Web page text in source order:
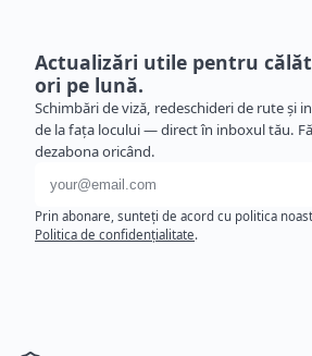
Actualizări utile pentru
ori pe lună.
Schimbări de viză, redeschideri de rute și
de la fața locului — direct în inboxul tău.
dezabona oricând.
Adresă de e-mail
Prin abonare, sunteți de acord cu politica
Politica de confidențialitate.